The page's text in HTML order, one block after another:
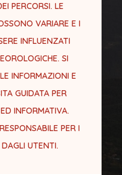
PERCORSI. LE
VARIARE E I
INFLUENZATI
SI
INFORMAZIONI E
GUIDATA PER
INFORMATIVA.
PER I
UTENTI.